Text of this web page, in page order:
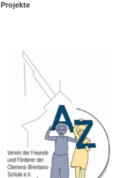
Projekte